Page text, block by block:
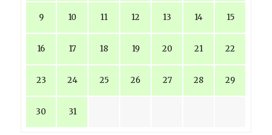
9 10 11 12 13 14 15
16 17 18 19 20 21 22
23 24 25 26 27 28 29
30 31